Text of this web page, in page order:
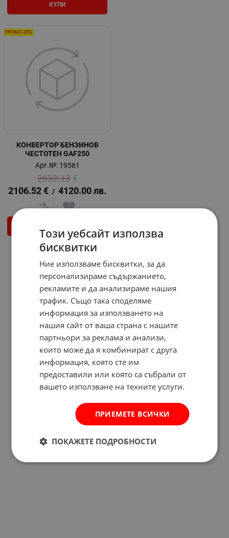
КУПИ
КОНВЕРТОР БЕНЗИНОВ
ЧЕСТОТЕН GAF250
Арт.№: 19561
2632.13 €
2106.52 € / 4120.00 лв.
ПРОМО -20%
На страница по:
Този уебсайт използва
бисквитки
Ние използваме бисквитки, за да
персонализираме съдържанието,
рекламите и да анализираме нашия
трафик. Също така споделяме
информация за използването на
нашия сайт от ваша страна с нашите
партньори за реклама и анализи,
които може да я комбинират с друга
информация, която сте им
предоставили или която са събрали от
вашето използване на техните услуги.
ПРИЕМЕТЕ ВСИЧКИ
ПОКАЖЕТЕ ПОДРОБНОСТИ